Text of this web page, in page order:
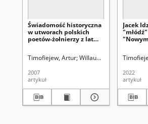
Świadomość historyczna
w utworach polskich
poetów-żołnierzy z lat
Timofiejew, Artur Willaume, Małgorzata.
2007
artykuł
Jacek
2022
artykuł